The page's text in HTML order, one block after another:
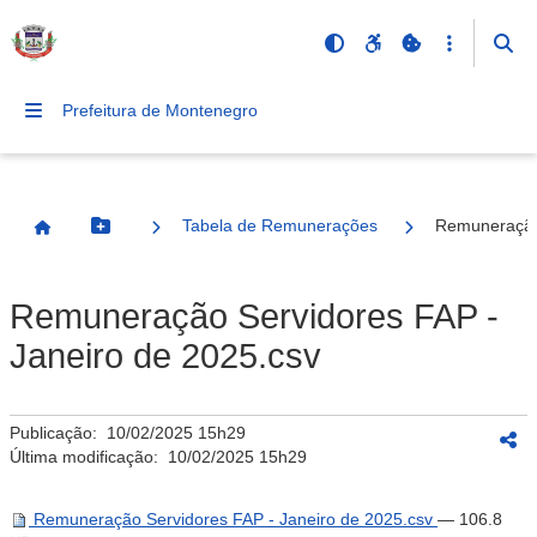
Prefeitura de Montenegro
Página InicialBotão Menu
Tabela de Remunerações
Remuneração Servidores FAP -
Janeiro de 2025.csv
Publicação: 10/02/2025 15h29
Última modificação: 10/02/2025 15h29
Remuneração Servidores FAP - Janeiro de 2025.csv — 106.8